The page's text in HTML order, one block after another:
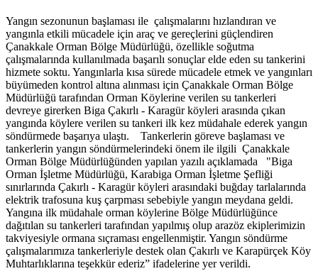
Yangın sezonunun başlaması ile çalışmalarını hızlandıran ve
yangınla etkili mücadele için araç ve gereçlerini güçlendiren
Çanakkale Orman Bölge Müdürlüğü, özellikle soğutma
çalışmalarında kullanılmada başarılı sonuçlar elde eden su tankerini
hizmete soktu. Yangınlarla kısa sürede mücadele etmek ve yangınları
büyümeden kontrol altına alınması için Çanakkale Orman Bölge
Müdürlüğü tarafından Orman Köylerine verilen su tankerleri
devreye girerken Biga Çakırlı - Karagür köyleri arasında çıkan
yangında köylere verilen su tankeri ilk kez müdahale ederek yangın
söndürmede başarıya ulaştı. Tankerlerin göreve başlaması ve
tankerlerin yangın söndürmelerindeki önem ile ilgili Çanakkale
Orman Bölge Müdürlüğünden yapılan yazılı açıklamada "Biga
Orman İşletme Müdürlüğü, Karabiga Orman İşletme Şefliği
sınırlarında Çakırlı - Karagür köyleri arasındaki buğday tarlalarında
elektrik trafosuna kuş çarpması sebebiyle yangın meydana geldi.
Yangına ilk müdahale orman köylerine Bölge Müdürlüğünce
dağıtılan su tankerleri tarafından yapılmış olup arazöz ekiplerimizin
takviyesiyle ormana sıçraması engellenmiştir. Yangın söndürme
çalışmalarımıza tankerleriyle destek olan Çakırlı ve Karapürçek Köy
Muhtarlıklarına teşekkür ederiz” ifadelerine yer verildi.